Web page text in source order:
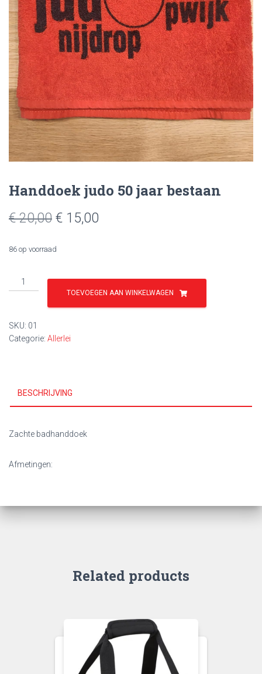
Handdoek judo 50 jaar bestaan
€20,00 Oorspronkelijke
€ 20,00.
€ 15,00
€ 15,00.
86 op voorraad
Handdoek
judo
bestaan
aantal
TOEVOEGEN AAN WINKELWAGEN
SKU: 01
Categorie: Allerlei
BESCHRIJVING
Zachte badhanddoek
Afmetingen:
Related products